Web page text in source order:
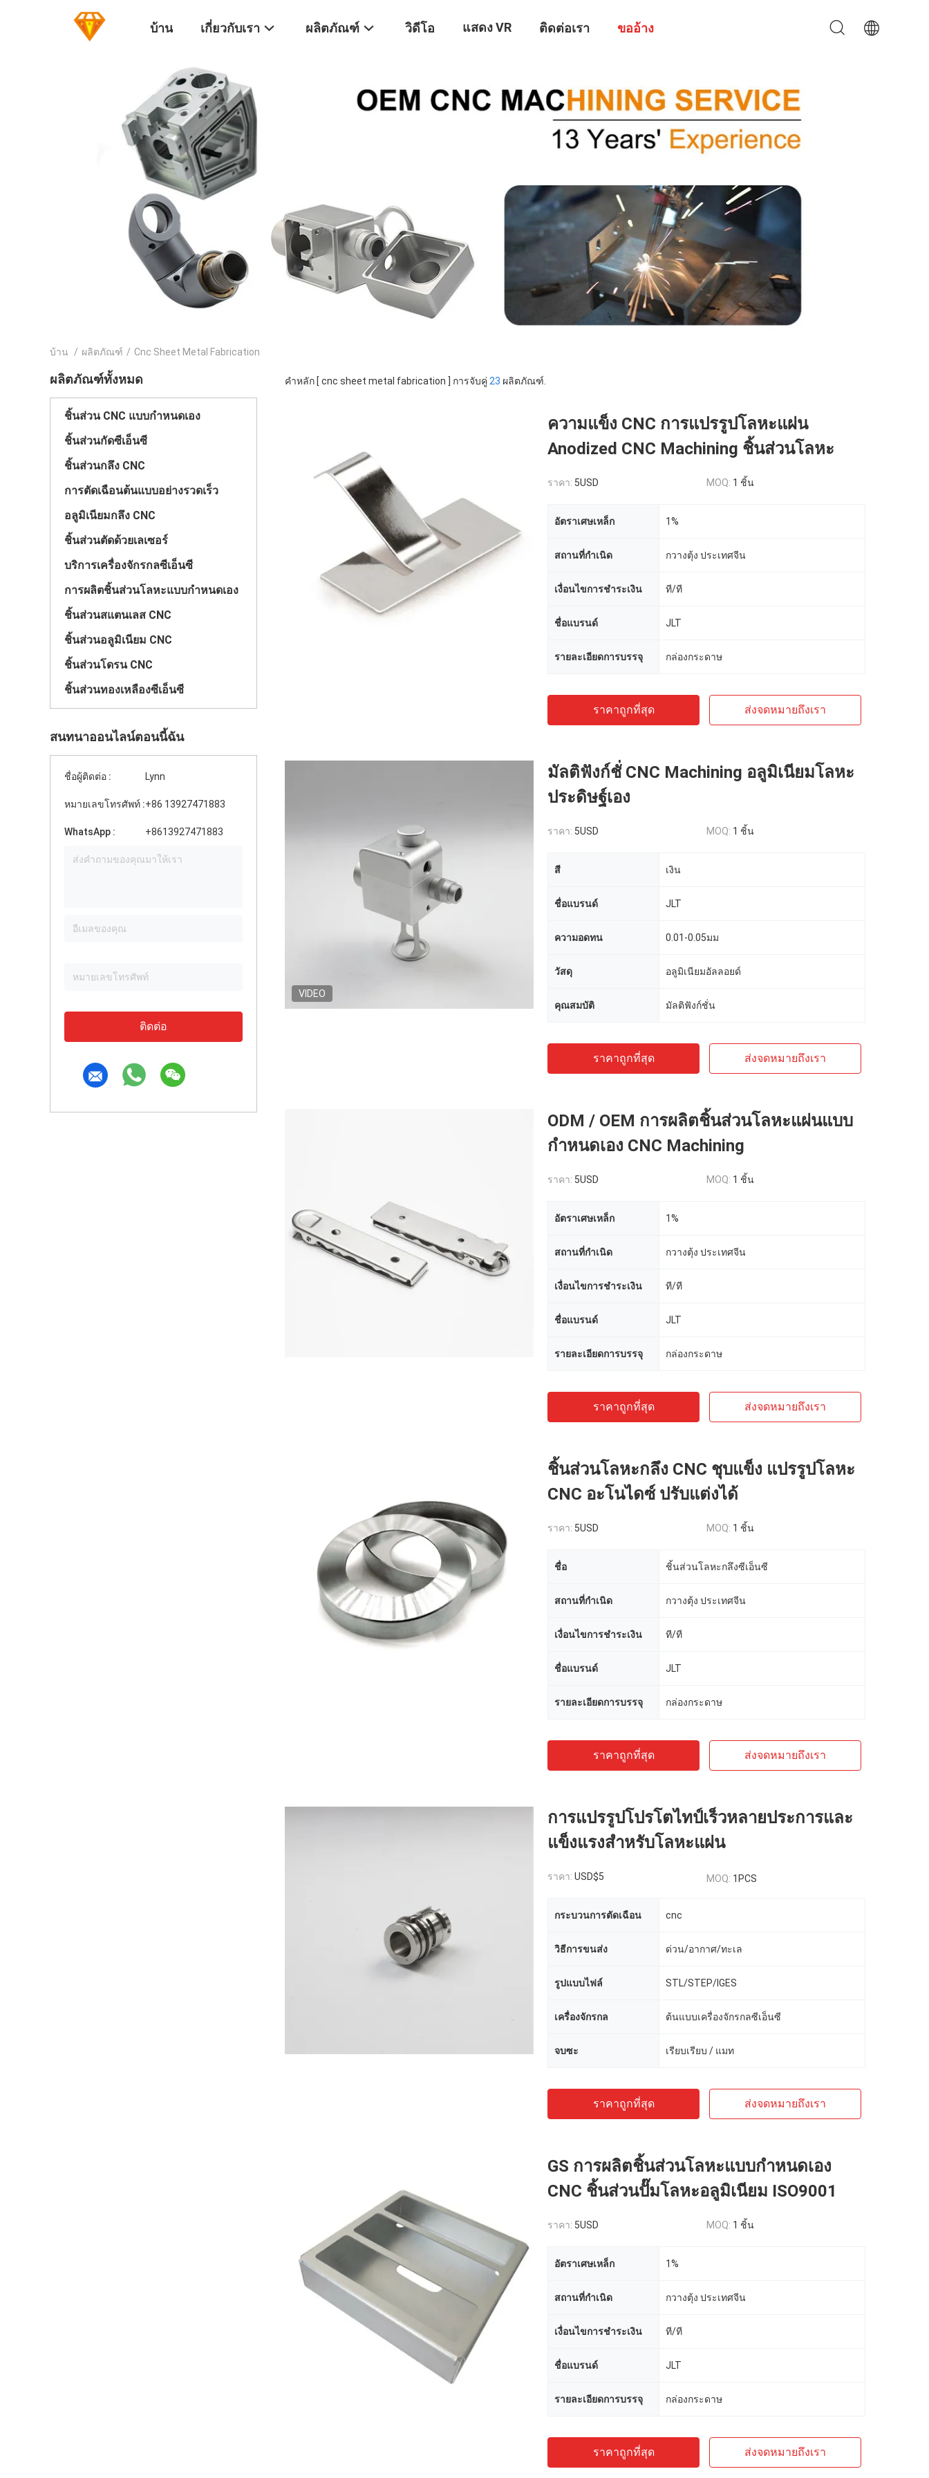
บ้าน เกี่ยวกับเรา ผลิตภัณฑ์ วิดีโอ แสดง VR ติดต่อเรา ขออ้าง
บ้าน / ผลิตภัณฑ์ / Cnc Sheet Metal Fabrication
ผลิตภัณฑ์ทั้งหมด
ชิ้นส่วน CNC แบบกำหนดเอง
ชิ้นส่วนกัดซีเอ็นซี
ชิ้นส่วนกลึง CNC
การตัดเฉือนต้นแบบอย่างรวดเร็ว
อลูมิเนียมกลึง CNC
ชิ้นส่วนตัดด้วยเลเซอร์
บริการเครื่องจักรกลซีเอ็นซี
การผลิตชิ้นส่วนโลหะแบบกำหนดเอง
ชิ้นส่วนสแตนเลส CNC
ชิ้นส่วนอลูมิเนียม CNC
ชิ้นส่วนโดรน CNC
ชิ้นส่วนทองเหลืองซีเอ็นซี
สนทนาออนไลน์ตอนนี้ฉัน
ชื่อผู้ติดต่อ : Lynn
หมายเลขโทรศัพท์ :+86 13927471883
WhatsApp : +8613927471883
ติดต่อ
คำหลัก [ cnc sheet metal fabrication ] การจับคู่ 23 ผลิตภัณฑ์.
ความแข็ง CNC การแปรรูปโลหะแผ่น
Anodized CNC Machining ชิ้นส่วนโลหะ
ราคา: 5USD MOQ: 1 ชิ้น
อัตราเศษเหล็ก 1%
สถานที่กำเนิด กวางตุ้ง ประเทศจีน
เงื่อนไขการชำระเงิน ที/ที
ชื่อแบรนด์ JLT
รายละเอียดการบรรจุ กล่องกระดาษ
ราคาถูกที่สุด ส่งจดหมายถึงเรา
VIDEO
มัลติฟังก์ชั่ CNC Machining อลูมิเนียมโลหะ
ประดิษฐ์เอง
ราคา: 5USD MOQ: 1 ชิ้น
สี เงิน
ชื่อแบรนด์ JLT
ความอดทน 0.01-0.05มม
วัสดุ อลูมิเนียมอัลลอยด์
คุณสมบัติ มัลติฟังก์ชั่น
ราคาถูกที่สุด ส่งจดหมายถึงเรา
ODM / OEM การผลิตชิ้นส่วนโลหะแผ่นแบบ
กำหนดเอง CNC Machining
ราคา: 5USD MOQ: 1 ชิ้น
อัตราเศษเหล็ก 1%
สถานที่กำเนิด กวางตุ้ง ประเทศจีน
เงื่อนไขการชำระเงิน ที/ที
ชื่อแบรนด์ JLT
รายละเอียดการบรรจุ กล่องกระดาษ
ราคาถูกที่สุด ส่งจดหมายถึงเรา
ชิ้นส่วนโลหะกลึง CNC ชุบแข็ง แปรรูปโลหะ
CNC อะโนไดซ์ ปรับแต่งได้
ราคา: 5USD MOQ: 1 ชิ้น
ชื่อ ชิ้นส่วนโลหะกลึงซีเอ็นซี
สถานที่กำเนิด กวางตุ้ง ประเทศจีน
เงื่อนไขการชำระเงิน ที/ที
ชื่อแบรนด์ JLT
รายละเอียดการบรรจุ กล่องกระดาษ
ราคาถูกที่สุด ส่งจดหมายถึงเรา
การแปรรูปโปรโตไทป์เร็วหลายประการและ
แข็งแรงสําหรับโลหะแผ่น
ราคา: USD$5 MOQ: 1PCS
กระบวนการตัดเฉือน cnc
วิธีการขนส่ง ด่วน/อากาศ/ทะเล
รูปแบบไฟล์ STL/STEP/IGES
เครื่องจักรกล ต้นแบบเครื่องจักรกลซีเอ็นซี
จบซะ เรียบเรียบ / แมท
ราคาถูกที่สุด ส่งจดหมายถึงเรา
GS การผลิตชิ้นส่วนโลหะแบบกำหนดเอง
CNC ชิ้นส่วนปั๊มโลหะอลูมิเนียม ISO9001
ราคา: 5USD MOQ: 1 ชิ้น
อัตราเศษเหล็ก 1%
สถานที่กำเนิด กวางตุ้ง ประเทศจีน
เงื่อนไขการชำระเงิน ที/ที
ชื่อแบรนด์ JLT
รายละเอียดการบรรจุ กล่องกระดาษ
ราคาถูกที่สุด ส่งจดหมายถึงเรา